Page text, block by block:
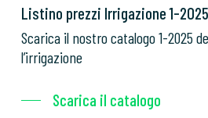
Listino prezzi Irrigazione 1-2025
Scarica il nostro catalogo 1-2025
l’irrigazione
Scarica il catalogo